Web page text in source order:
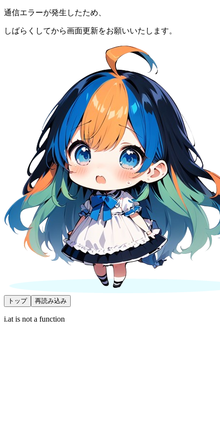
通信エラーが発生したため、
しばらくしてから画面更新をお願いいたします。
トップ 再読み込み
i.at is not a function